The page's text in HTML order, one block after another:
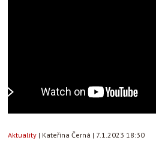
Aktuality | Kateřina Černá | 7.1.2023 18:30